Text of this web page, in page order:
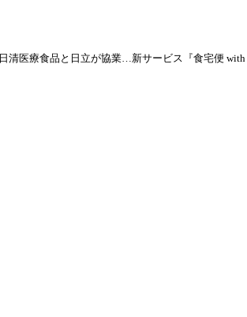
日清医療食品と日立が協業…新サービス『食宅便